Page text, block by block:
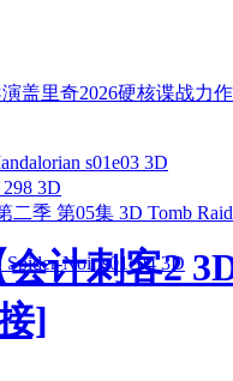
盖里奇2026硬核谍战力
s01e03 3D
3D
季 第05集 3D Tomb
Noir s01e04 3D
会计刺客2
]